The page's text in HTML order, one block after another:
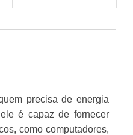
precisa de energia
é capaz de fornecer
como computadores,